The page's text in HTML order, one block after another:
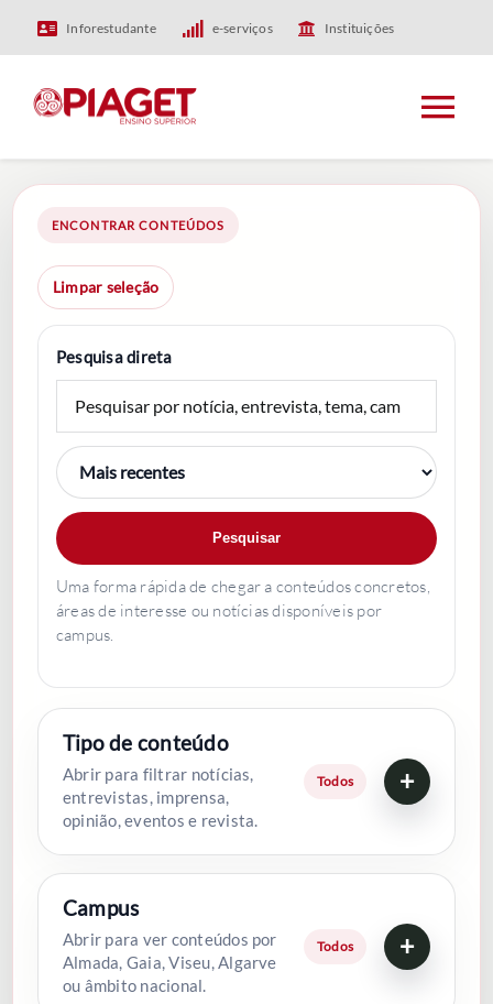
Inforestudante e-serviços Instituições
HOME
PIAGET
ENSINO
INVESTIGAÇÃO
INTERNACIONAL
COMUNIDADE ACADÉMICA
Pesquisar
ENCONTRAR CONTEÚDOS
Limpar seleção
Pesquisa direta
Pesquisar
Uma forma rápida de chegar a conteúdos concretos,
áreas de interesse ou notícias disponíveis por
campus.
Tipo de conteúdo
Abrir para filtrar notícias,
entrevistas, imprensa,
opinião, eventos e revista.
Todos +
Campus
Abrir para ver conteúdos por
Almada, Gaia, Viseu, Algarve
ou âmbito nacional.
Todos +